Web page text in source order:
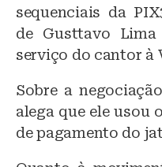
sequenciais da
de Gusttavo
serviço do cantor à
Sobre a
alega que ele usou
de pagamento do